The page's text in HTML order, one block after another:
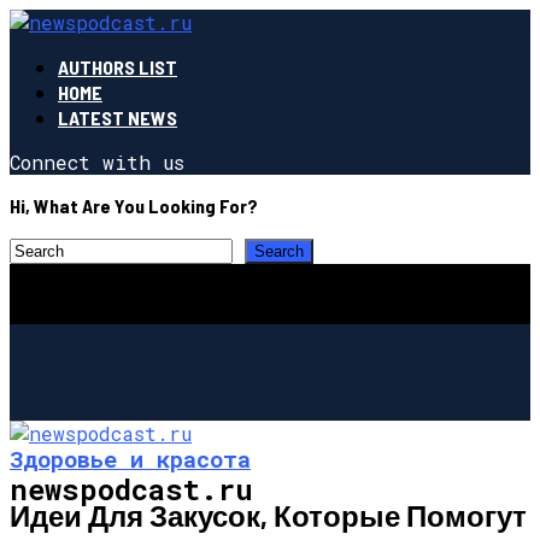
AUTHORS LIST
HOME
LATEST NEWS
Connect with us
Hi, What Are You Looking For?
newspodcast.ru
Здоровье и красота
Идеи Для Закусок, Которые Помогут